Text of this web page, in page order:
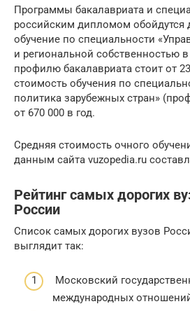
Программы бакалавриата и
российским дипломом обойдутся
обучение по специальности
и региональной собственностью
профилю бакалавриата стоит от
стоимость обучения по
политика зарубежных стран»
от 670 000 в год.
Средняя стоимость очного
данным сайта vuzopedia.ru
Рейтинг самых дорогих
России
Список самых дорогих вузов
выглядит так:
Московский
международных